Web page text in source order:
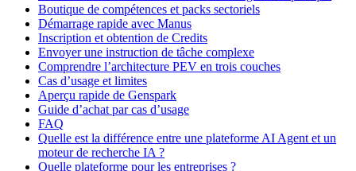
Boutique de compétences et packs sectoriels
Démarrage rapide avec Manus
Inscription et obtention de Credits
Envoyer une instruction de tâche complexe
Comprendre l’architecture PEV en trois couches
Cas d’usage et limites
Aperçu rapide de Genspark
Guide d’achat par cas d’usage
FAQ
Quelle est la différence entre une plateforme AI Agent et un
moteur de recherche IA ?
Quelle plateforme pour les entreprises ?